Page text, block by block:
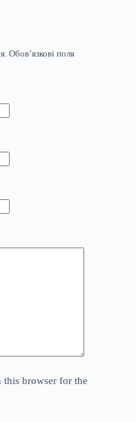
Обов’язкові поля
this browser for the